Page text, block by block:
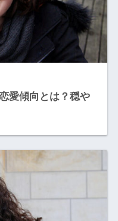
愛傾向とは？穏や